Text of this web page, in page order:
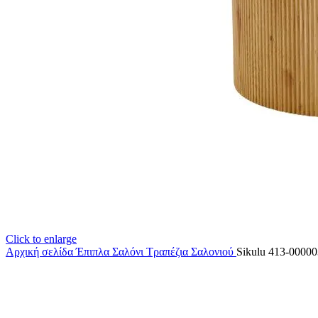
Click to enlarge
Αρχική σελίδαΈπιπλα Σαλόνι Τραπέζια Σαλονιού Sikulu 413-